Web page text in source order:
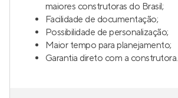
maiores construtoras do Brasil;
Facilidade de documentação;
Possibilidade de personalização;
Maior tempo para planejamento;
Garantia direto com a construtora.